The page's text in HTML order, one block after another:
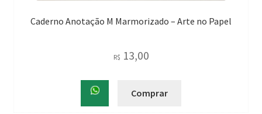
Caderno Anotação M Marmorizado – Arte no Papel
R$ 13,00
Comprar